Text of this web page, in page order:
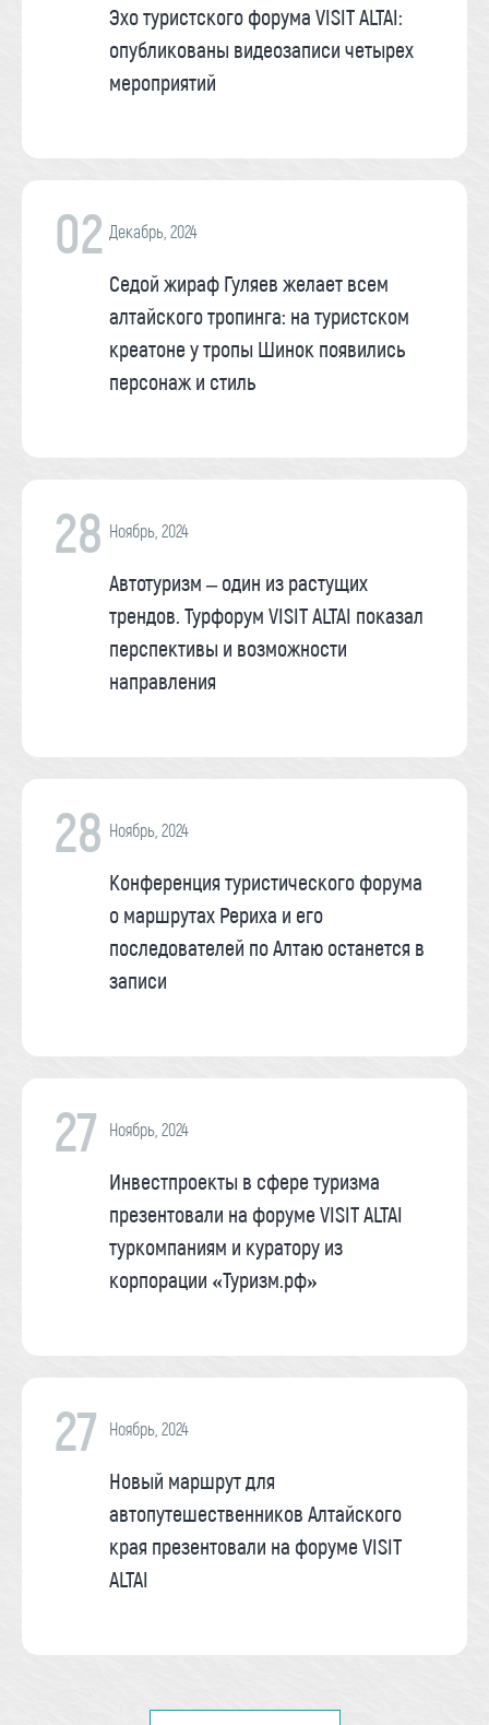
Эхо туристского форума VISIT ALTAI:
опубликованы видеозаписи четырех
мероприятий
02 Декабрь, 2024
Седой жираф Гуляев желает всем
алтайского тропинга: на туристском
креатоне у тропы Шинок появились
персонаж и стиль
28 Ноябрь, 2024
Автотуризм – один из растущих
трендов. Турфорум VISIT ALTAI показал
перспективы и возможности
направления
28 Ноябрь, 2024
Конференция туристического форума
о маршрутах Рериха и его
последователей по Алтаю останется в
записи
27 Ноябрь, 2024
Инвестпроекты в сфере туризма
презентовали на форуме VISIT ALTAI
туркомпаниям и куратору из
корпорации «Туризм.рф»
27 Ноябрь, 2024
Новый маршрут для
автопутешественников Алтайского
края презентовали на форуме VISIT
ALTAI